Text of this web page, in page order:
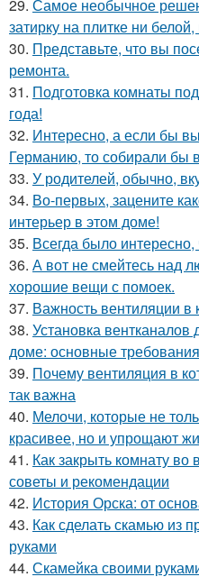
29. Самое необычное
затирку на плитке ни
30. Представьте, что вы
ремонта.
31. Подготовка комнаты
года!
32. Интересно, а если бы
Германию, то собирали бы
33. У родителей, обычно,
34. Во-первых, зацените
интерьер в этом доме!
35. Всегда было
36. А вот не смейтесь над
хорошие вещи с помоек.
37. Важность вентиляции в
38. Установка вентканалов
доме: основные
39. Почему вентиляция в
так важна
40. Мелочи, которые не
красивее, но и упрощают
41. Как закрыть комнату
советы и рекомендации
42. История Орска: от
43. Как сделать скамью из
руками
44. Скамейка своими